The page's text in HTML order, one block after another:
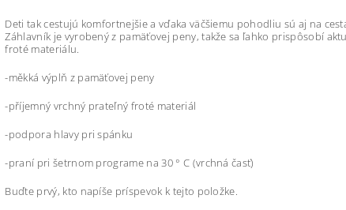
Deti tak cestujú komfortnejšie a vďaka väčšiemu pohodliu sú aj na
Záhlavník je vyrobený z pamäťovej peny, takže sa ľahko prispôsobí
froté materiálu.
-měkká výplň z pamäťovej peny
-příjemný vrchný prateľný froté materiál
-podpora hlavy pri spánku
-praní pri šetrnom programe na 30 ° C (vrchná časť)
Buďte prvý, kto napíše príspevok k tejto položke.